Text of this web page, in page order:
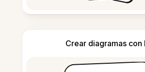
Crear diagramas con